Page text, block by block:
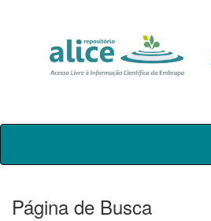
Skip
Página de Busca